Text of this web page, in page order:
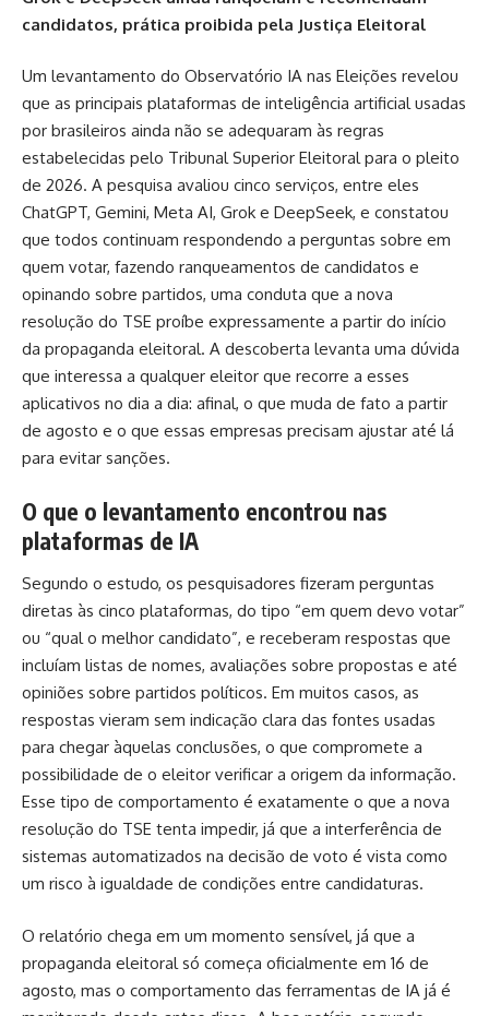
candidatos, prática proibida pela Justiça Eleitoral
Um levantamento do Observatório IA nas Eleições revelou
que as principais plataformas de inteligência artificial usadas
por brasileiros ainda não se adequaram às regras
estabelecidas pelo Tribunal Superior Eleitoral para o pleito
de 2026. A pesquisa avaliou cinco serviços, entre eles
ChatGPT, Gemini, Meta AI, Grok e DeepSeek, e constatou
que todos continuam respondendo a perguntas sobre em
quem votar, fazendo ranqueamentos de candidatos e
opinando sobre partidos, uma conduta que a nova
resolução do TSE proíbe expressamente a partir do início
da propaganda eleitoral. A descoberta levanta uma dúvida
que interessa a qualquer eleitor que recorre a esses
aplicativos no dia a dia: afinal, o que muda de fato a partir
de agosto e o que essas empresas precisam ajustar até lá
para evitar sanções.
O que o levantamento encontrou nas
plataformas de IA
Segundo o estudo, os pesquisadores fizeram perguntas
diretas às cinco plataformas, do tipo “em quem devo votar”
ou “qual o melhor candidato”, e receberam respostas que
incluíam listas de nomes, avaliações sobre propostas e até
opiniões sobre partidos políticos. Em muitos casos, as
respostas vieram sem indicação clara das fontes usadas
para chegar àquelas conclusões, o que compromete a
possibilidade de o eleitor verificar a origem da informação.
Esse tipo de comportamento é exatamente o que a nova
resolução do TSE tenta impedir, já que a interferência de
sistemas automatizados na decisão de voto é vista como
um risco à igualdade de condições entre candidaturas.
O relatório chega em um momento sensível, já que a
propaganda eleitoral só começa oficialmente em 16 de
agosto, mas o comportamento das ferramentas de IA já é